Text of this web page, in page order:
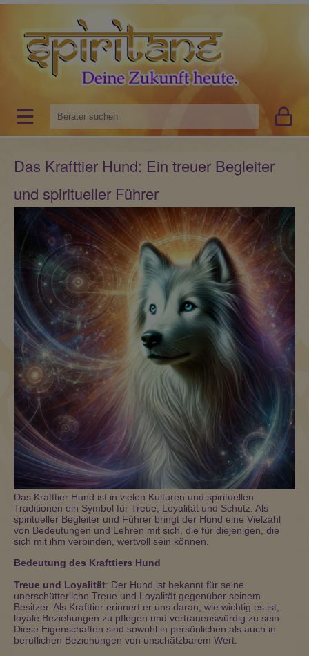
Das Krafttier Hund: Ein treuer Begleiter
und spiritueller Führer
Das Krafttier Hund ist in vielen Kulturen und spirituellen
Traditionen ein Symbol für Treue, Loyalität und Schutz. Als
spiritueller Begleiter und Führer bringt der Hund eine Vielzahl
von Bedeutungen und Lehren mit sich, die für diejenigen, die
sich mit ihm verbinden, wertvoll sein können.
Bedeutung des Krafttiers Hund
Treue und Loyalität: Der Hund ist bekannt für seine
unerschütterliche Treue und Loyalität gegenüber seinem
Besitzer. Als Krafttier erinnert er uns daran, wie wichtig es ist,
loyale Beziehungen zu pflegen und vertrauenswürdig zu sein.
Diese Eigenschaften sind sowohl in persönlichen als auch in
beruflichen Beziehungen von unschätzbarem Wert.